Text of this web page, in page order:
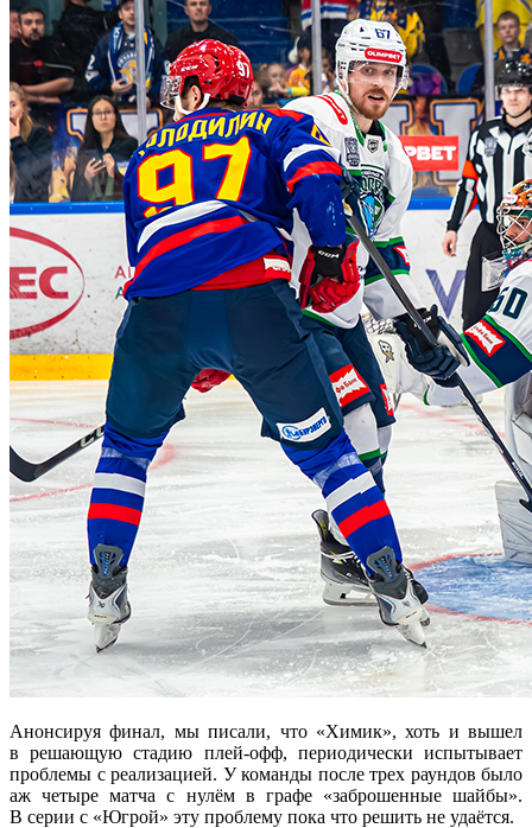
Анонсируя финал, мы писали, что «Химик», хоть и вышел
в решающую стадию плей-офф, периодически испытывает
проблемы с реализацией. У команды после трех раундов было
аж четыре матча с нулём в графе «заброшенные шайбы».
В серии с «Югрой» эту проблему пока что решить не удаётся.